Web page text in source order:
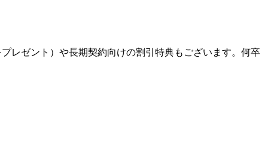
レゼント）や長期契約向けの割引特典もございます。何卒